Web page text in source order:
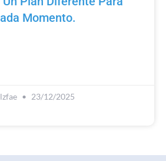
Momento.
23/12/2025